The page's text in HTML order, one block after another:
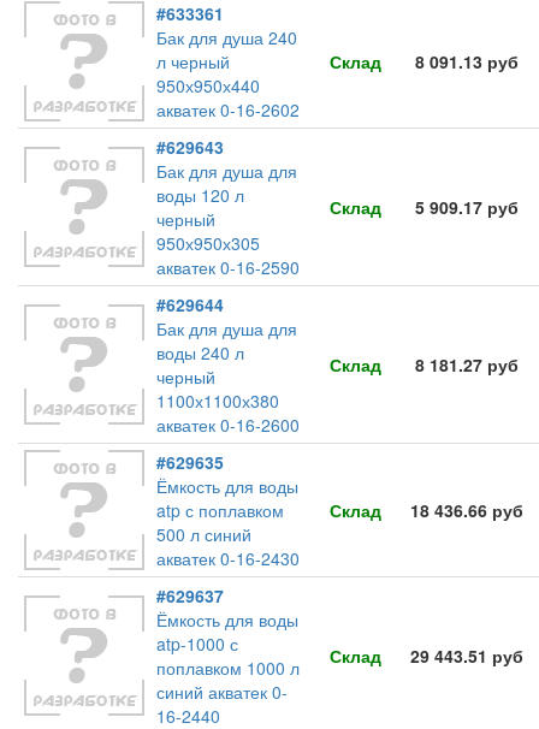
#633361
Бак для душа 240
л черный
950х950х440
акватек 0-16-2602
Склад 8 091.13 руб
#629643
Бак для душа для
воды 120 л
черный
950х950х305
акватек 0-16-2590
Склад 5 909.17 руб
#629644
Бак для душа для
воды 240 л
черный
1100х1100х380
акватек 0-16-2600
Склад 8 181.27 руб
#629635
Ёмкость для воды
atp с поплавком
500 л синий
акватек 0-16-2430
Склад 18 436.66 руб
#629637
Ёмкость для воды
atp-1000 с
поплавком 1000 л
синий акватек 0-
16-2440
Склад 29 443.51 руб